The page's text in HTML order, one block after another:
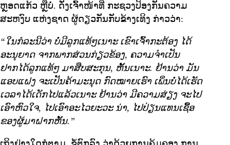
ຫຼອດແກ້ວ ຫຼືບໍ່. ດັ່ງເຈົ້າໜ້າທີ່ ກະຊວງປ້ອງກັນຄວາມ
ສະຫງົບ ແຫ່ງຊາດ ຜູ້ດຽວກັນກັບຂ້າງເທິງ ກ່າວວ່າ:
“ໃນກໍລະນີວ່າ ບໍ່ມີລູກແທ້ໆເນາະ ເຂົາເຈົ້າກະຕ້ອງ ໄດ້
ອະນຸຍາດ ຈາກພາກສ່ວນກ່ຽວຂ້ອງ, ຄວາມຈໍາເປັນ
ຢາກໄດ້ລູກແທ້ໆ ມາສືບສະກຸນ, ຫັ້ນເນາະ. ຢ້ານວ່າ ມັນ
ແອບແຝງ ຈະເປັນຄ້າມະນຸດ ກົດໝາຍເຮົາ ເພິ່ນບໍ່ໄດ້ເຮັດ
ເວລາໄດ້ເດັກໄປແລ້ວເນາະ ຢ້ານວ່າ ມີຄວາມສ່ຽງ ຈະໄປ
ເອົາຫົວໃຈ, ໄປເອົາອະໄວຍະວະ ນ່າ, ໄປປ່ຽນແທນເຊື້ອ
ຂອງຜູ້ມາຝາກຫັ້ນ.”